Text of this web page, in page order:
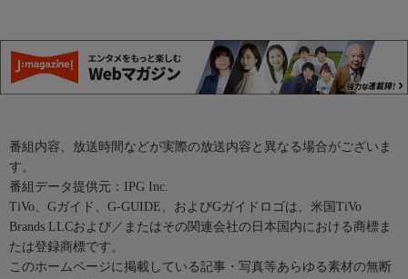
番組内容、放送時間などが実際の放送内容と異なる場合がございま
す。
番組データ提供元：IPG Inc.
TiVo、Gガイド、G-GUIDE、およびGガイドロゴは、米国TiVo
Brands LLCおよび／またはその関連会社の日本国内における商標ま
たは登録商標です。
このホームページに掲載している記事・写真等あらゆる素材の無断